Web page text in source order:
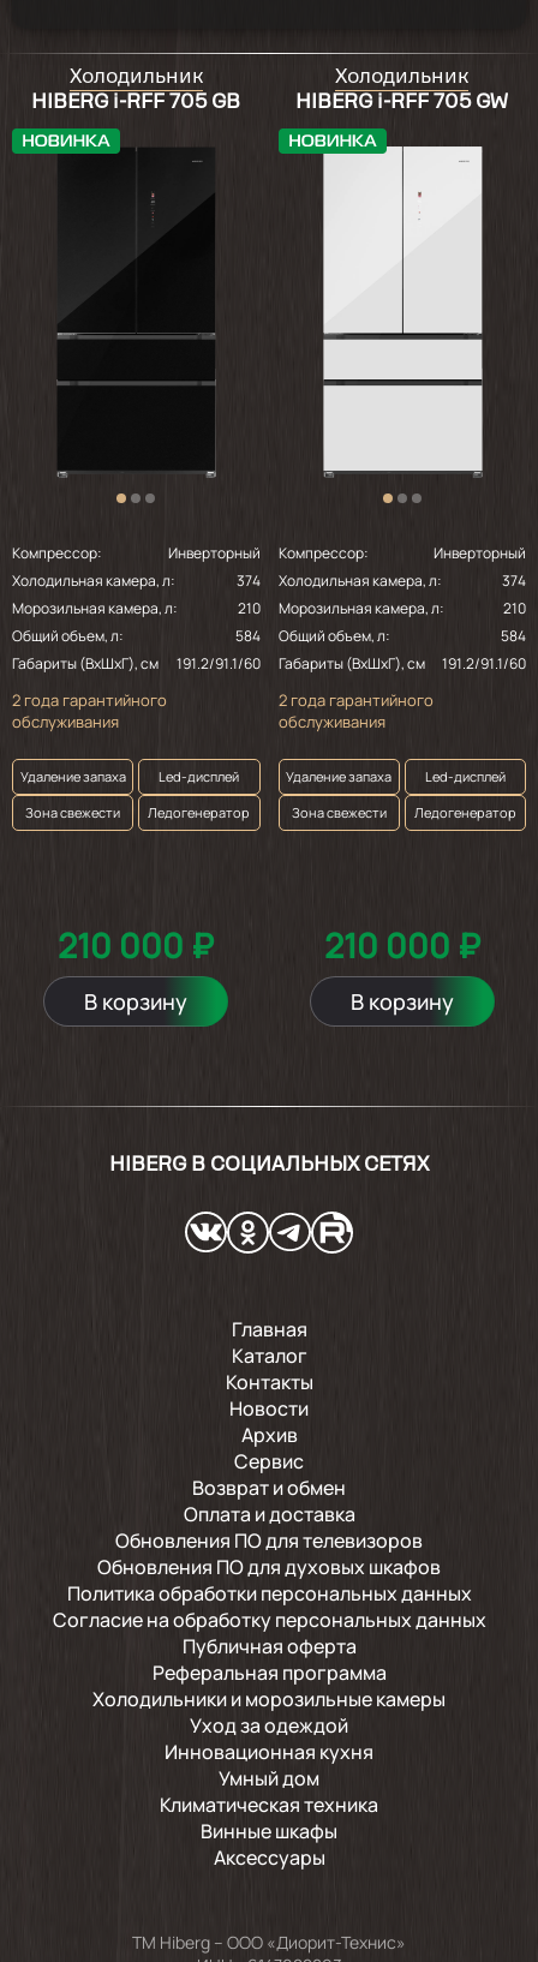
Холодильник
HIBERG i-RFF 705 GB
Компрессор:
Инверторный
Холодильная камера, л:
374
Морозильная камера, л:
210
Общий объем, л:
584
Габариты (ВхШхГ), см
191.2/91.1/60
2 года гарантийного
обслуживания
Удаление запаха
Led-дисплей
Зона свежести
Ледогенератор
210 000 ₽
В корзину
Холодильник
HIBERG i-RFF 705 GW
Компрессор:
Инверторный
Холодильная камера, л:
374
Морозильная камера, л:
210
Общий объем, л:
584
Габариты (ВхШхГ), см
191.2/91.1/60
2 года гарантийного
обслуживания
Удаление запаха
Led-дисплей
Зона свежести
Ледогенератор
210 000 ₽
В корзину
HIBERG В СОЦИАЛЬНЫХ СЕТЯХ
Главная
Каталог
Контакты
Новости
Архив
Сервис
Возврат и обмен
Оплата и доставка
Обновления ПО для телевизоров
Обновления ПО для духовых шкафов
Политика обработки персональных данных
Согласие на обработку персональных данных
Публичная оферта
Реферальная программа
Холодильники и морозильные камеры
Уход за одеждой
Инновационная кухня
Умный дом
Климатическая техника
Винные шкафы
Аксессуары
TM Hiberg – ООО «Диорит-Технис»